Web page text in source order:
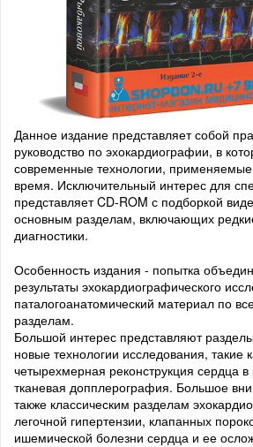
Данное издание представляет собой
руководство по эхокардиографии, в
современные технологии,
время. Исключительный интерес для
представляет CD-ROM с подборкой
основным разделам, включающих
диагностики.
Особенность издания - попытка
результаты эхокардиографического
паталогоанатомический материал по
разделам.
Большой интерес представляют
новые технологии исследования, такие
четырехмерная реконструкция сердца
тканевая допплерография. Большое
также классическим разделам
легочной гипертензии, клапанных
ишемической болезни сердца и ее